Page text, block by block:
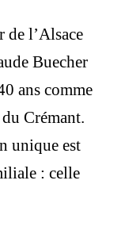
de l’Alsace
Buecher
ans comme
Crémant.
unique est
: celle